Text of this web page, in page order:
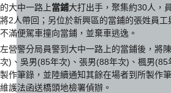
的大中一路上當鋪大打出手，聚集約30人，
將2人帶回；另位於新興區的當鋪的張姓員
不滿便駕車撞向當鋪，並棄車逃逸。
左營警分局員警到大中一路上的當鋪後，將
次)、吳男(85年次)、張男(88年次)、楓男(85
製作筆錄，並陸續通知其餘在場者到所製作
維護法函送橋頭地檢署偵辦。